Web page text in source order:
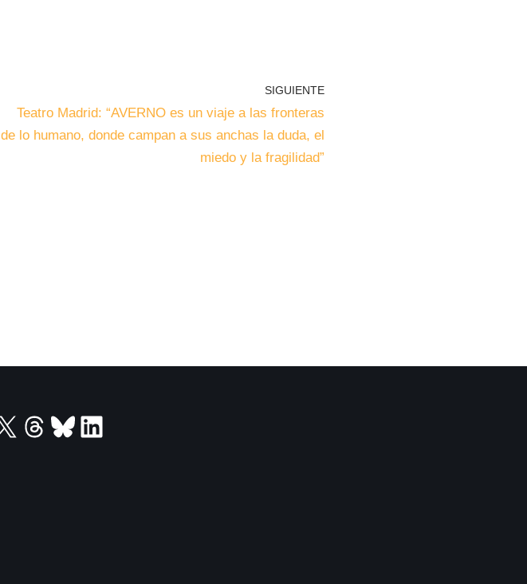
SIGUIENTE
Teatro Madrid: “AVERNO es un viaje a las fronteras
de lo humano, donde campan a sus anchas la duda, el
miedo y la fragilidad”